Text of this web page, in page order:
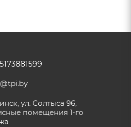
ул. Солтыса 96,
помещения 1-го